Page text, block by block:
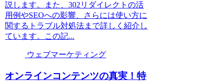
説します。また、302リダイレクトの活
用例やSEOへの影響、さらには使い方に
関するトラブル対処法まで詳しく紹介し
ています。この記...
ウェブマーケティング
オンラインコンテンツの真実！特